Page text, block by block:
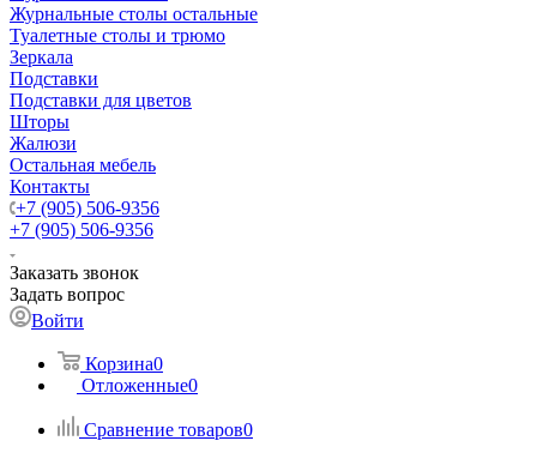
Журнальные столы остальные
Туалетные столы и трюмо
Зеркала
Подставки
Подставки для цветов
Шторы
Жалюзи
Остальная мебель
Контакты
+7 (905) 506-9356
+7 (905) 506-9356
Заказать звонок
Задать вопрос
Войти
Корзина0
Отложенные0
Сравнение товаров0